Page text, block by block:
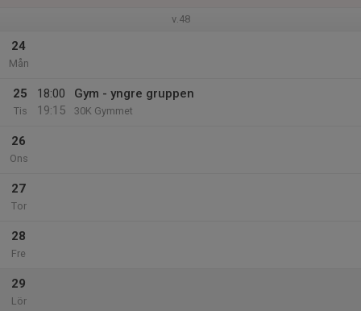
v.48
24
Mån
25
Tis
18:00
19:15
Gym - yngre gruppen
30K Gymmet
26
Ons
27
Tor
28
Fre
29
Lör